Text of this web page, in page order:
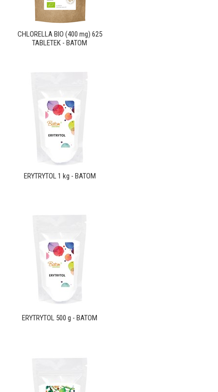
CHLORELLA BIO (400 mg) 625
TABLETEK - BATOM
ERYTRYTOL 1 kg - BATOM
ERYTRYTOL 500 g - BATOM